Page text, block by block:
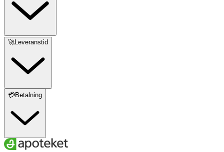
🚀Leveranstid
💳Betalning